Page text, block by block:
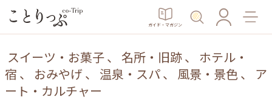
ガイド・マガジン
スイーツ・お菓子、 名所・旧跡、 ホテル・
宿 、 おみやげ 、 温泉・スパ、 風景・景色、 ア
ート・カルチャー